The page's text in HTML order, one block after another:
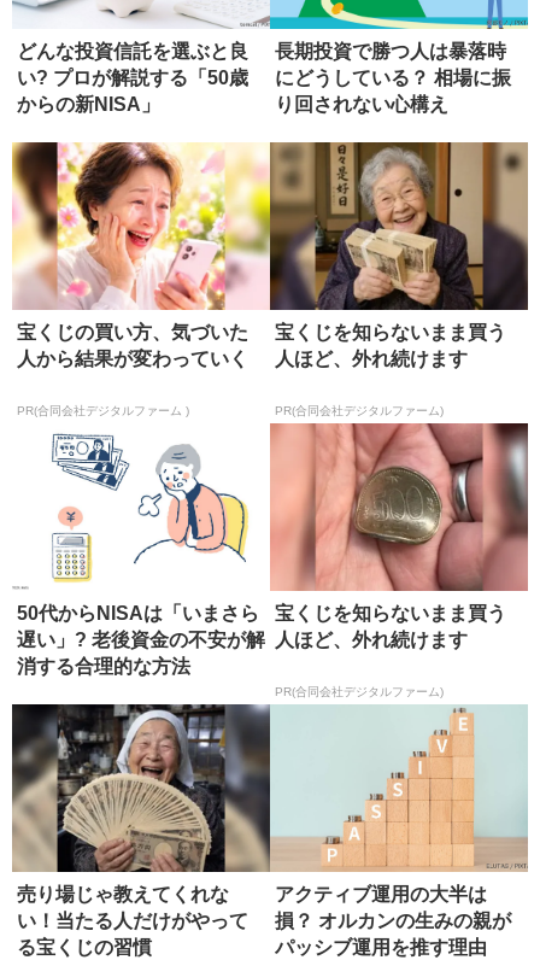
どんな投資信託を選ぶと良
い? プロが解説する「50歳
からの新NISA」
長期投資で勝つ人は暴落時
にどうしている？ 相場に振
り回されない心構え
宝くじの買い方、気づいた
人から結果が変わっていく
PR(合同会社デジタルファーム )
宝くじを知らないまま買う
人ほど、外れ続けます
PR(合同会社デジタルファーム)
50代からNISAは「いまさら
遅い」? 老後資金の不安が解
消する合理的な方法
宝くじを知らないまま買う
人ほど、外れ続けます
PR(合同会社デジタルファーム)
売り場じゃ教えてくれな
い！当たる人だけがやって
る宝くじの習慣
アクティブ運用の大半は
損？ オルカンの生みの親が
パッシブ運用を推す理由